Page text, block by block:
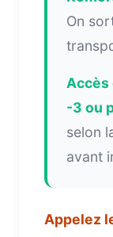
On
-3 ou
selon
avant
Appelez